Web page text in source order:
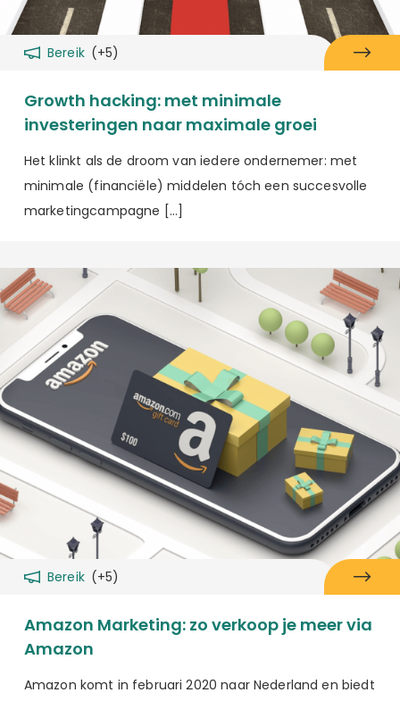
Bereik (+5)
Growth hacking: met minimale
investeringen naar maximale groei
Het klinkt als de droom van iedere ondernemer: met
minimale (financiële) middelen tóch een succesvolle
marketingcampagne […]
Bereik (+5)
Amazon Marketing: zo verkoop je meer via
Amazon
Amazon komt in februari 2020 naar Nederland en biedt